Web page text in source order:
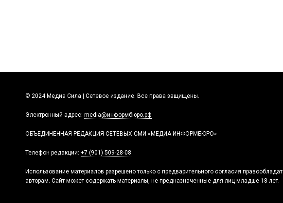
© 2024 Медиа Сила | Сетевое издание. Все права защищены.
Электронный адрес: media@информбюро.рф
ОБЪЕДИНЕННАЯ РЕДАКЦИЯ СЕТЕВЫХ СМИ «МЕДИА ИНФОРМБЮРО»
Телефон редакции: +7 (901) 509-28-08
Использование материалов разрешено только с предварительного согласия
авторам. Сайт может содержать материалы, не предназначенные для лиц младше 18 лет.